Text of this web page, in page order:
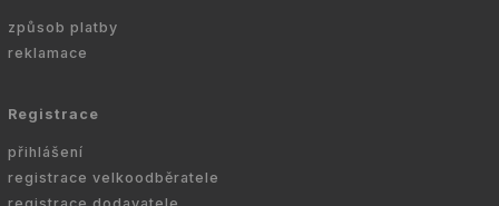
způsob platby
reklamace
Registrace
přihlášení
registrace velkoodběratele